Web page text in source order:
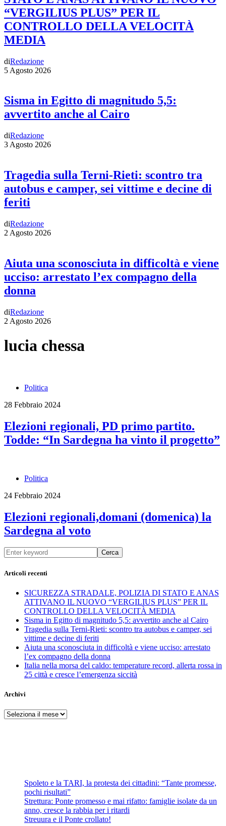
“VERGILIUS PLUS” PER IL
CONTROLLO DELLA VELOCITÀ
MEDIA
diRedazione
5 Agosto 2026
Sisma in Egitto di magnitudo 5,5:
avvertito anche al Cairo
diRedazione
3 Agosto 2026
Tragedia sulla Terni-Rieti: scontro tra
autobus e camper, sei vittime e decine di
feriti
diRedazione
2 Agosto 2026
Aiuta una sconosciuta in difficoltà e viene
ucciso: arrestato l’ex compagno della
donna
diRedazione
2 Agosto 2026
lucia chessa
Politica
28 Febbraio 2024
Elezioni regionali, PD primo partito.
Todde: “In Sardegna ha vinto il progetto”
Politica
24 Febbraio 2024
Elezioni regionali,domani (domenica) la
Sardegna al voto
Cerca
Articoli recenti
SICUREZZA STRADALE, POLIZIA DI STATO E ANAS
ATTIVANO IL NUOVO “VERGILIUS PLUS” PER IL
CONTROLLO DELLA VELOCITÀ MEDIA
Sisma in Egitto di magnitudo 5,5: avvertito anche al Cairo
Tragedia sulla Terni-Rieti: scontro tra autobus e camper, sei
vittime e decine di feriti
Aiuta una sconosciuta in difficoltà e viene ucciso: arrestato
l’ex compagno della donna
Italia nella morsa del caldo: temperature record, allerta rossa in
25 città e cresce l’emergenza siccità
Archivi
Archivi
Spoleto e la TARI, la protesta dei cittadini: “Tante promesse,
pochi risultati”
Strettura: Ponte promesso e mai rifatto: famiglie isolate da un
anno, cresce la rabbia per i ritardi
Streuura e il Ponte crollato!